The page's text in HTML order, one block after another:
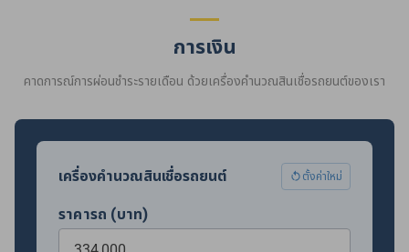
การเงิน
คาดการณ์การผ่อนชำระรายเดือน ด้วยเครื่องคำนวณสินเชื่อรถยนต์ของเรา
เครื่องคำนวณสินเชื่อรถยนต์ ตั้งค่าใหม่
ราคารถ (บาท)